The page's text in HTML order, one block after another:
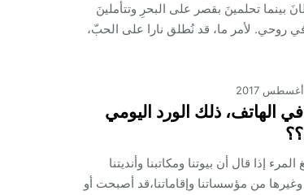
بينما تحلمينَ بقصر على البحرِ وتتأملينَ
روحي. لأمر ما، قد نُطلق نارا على الحبّ،
الهاتف، ذلك الورد اليومي
المرء إذا قال أن بيوتنا ومكاتبنا وأنديتنا
وغيرها من مؤسساتنا وإقاماتنا،قد أصبحت أو